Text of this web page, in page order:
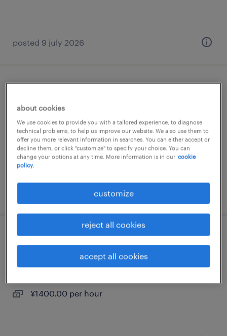
posted 9 july 2026
栃木県小山市, 栃木県
temporary
¥1300.00 per hour
流通・サービス系の一般事務・oa事務
栃木県小山市, 栃木県
¥1400.00 per hour
about cookies
We use cookies to provide you with a tailored experience, to diagnose
technical problems, to help us improve our website. We also use them to
offer you more relevant information in searches. You can either accept or
decline them, or click "customize" to specify your choice. You can
change your options at any time. More information is in our cookie
policy.
customize
reject all cookies
accept all cookies